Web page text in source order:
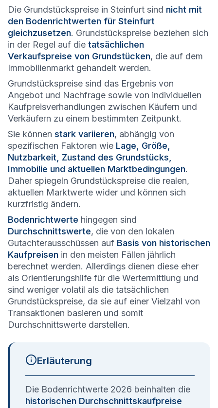
Die Grundstückspreise in Steinfurt sind nicht mit
den Bodenrichtwerten für Steinfurt
gleichzusetzen. Grundstückspreise beziehen sich
in der Regel auf die tatsächlichen
Verkaufspreise von Grundstücken, die auf dem
Immobilienmarkt gehandelt werden.
Grundstückspreise sind das Ergebnis von
Angebot und Nachfrage sowie von individuellen
Kaufpreisverhandlungen zwischen Käufern und
Verkäufern zu einem bestimmten Zeitpunkt.
Sie können stark variieren, abhängig von
spezifischen Faktoren wie Lage, Größe,
Nutzbarkeit, Zustand des Grundstücks,
Immobilie und aktuellen Marktbedingungen.
Daher spiegeln Grundstückspreise die realen,
aktuellen Marktwerte wider und können sich
kurzfristig ändern.
Bodenrichtwerte hingegen sind
Durchschnittswerte, die von den lokalen
Gutachterausschüssen auf Basis von historischen
Kaufpreisen in den meisten Fällen jährlich
berechnet werden. Allerdings dienen diese eher
als Orientierungshilfe für die Wertermittlung und
sind weniger volatil als die tatsächlichen
Grundstückspreise, da sie auf einer Vielzahl von
Transaktionen basieren und somit
Durchschnittswerte darstellen.
Erläuterung
Die Bodenrichtwerte 2026 beinhalten die
historischen Durchschnittskaufpreise